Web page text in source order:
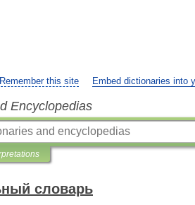
Remember this site Embed dictionaries into
Encyclopedias
словарь